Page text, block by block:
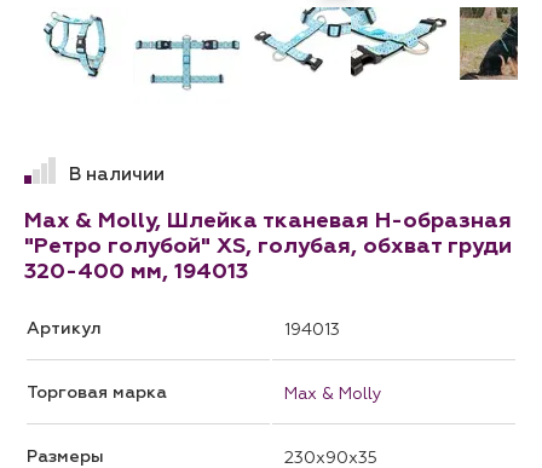
В наличии
Max & Molly, Шлейка тканевая H-образная
"Ретро голубой" XS, голубая, обхват груди
320-400 мм, 194013
Артикул 194013
Торговая марка Max & Molly
Размеры 230x90x35